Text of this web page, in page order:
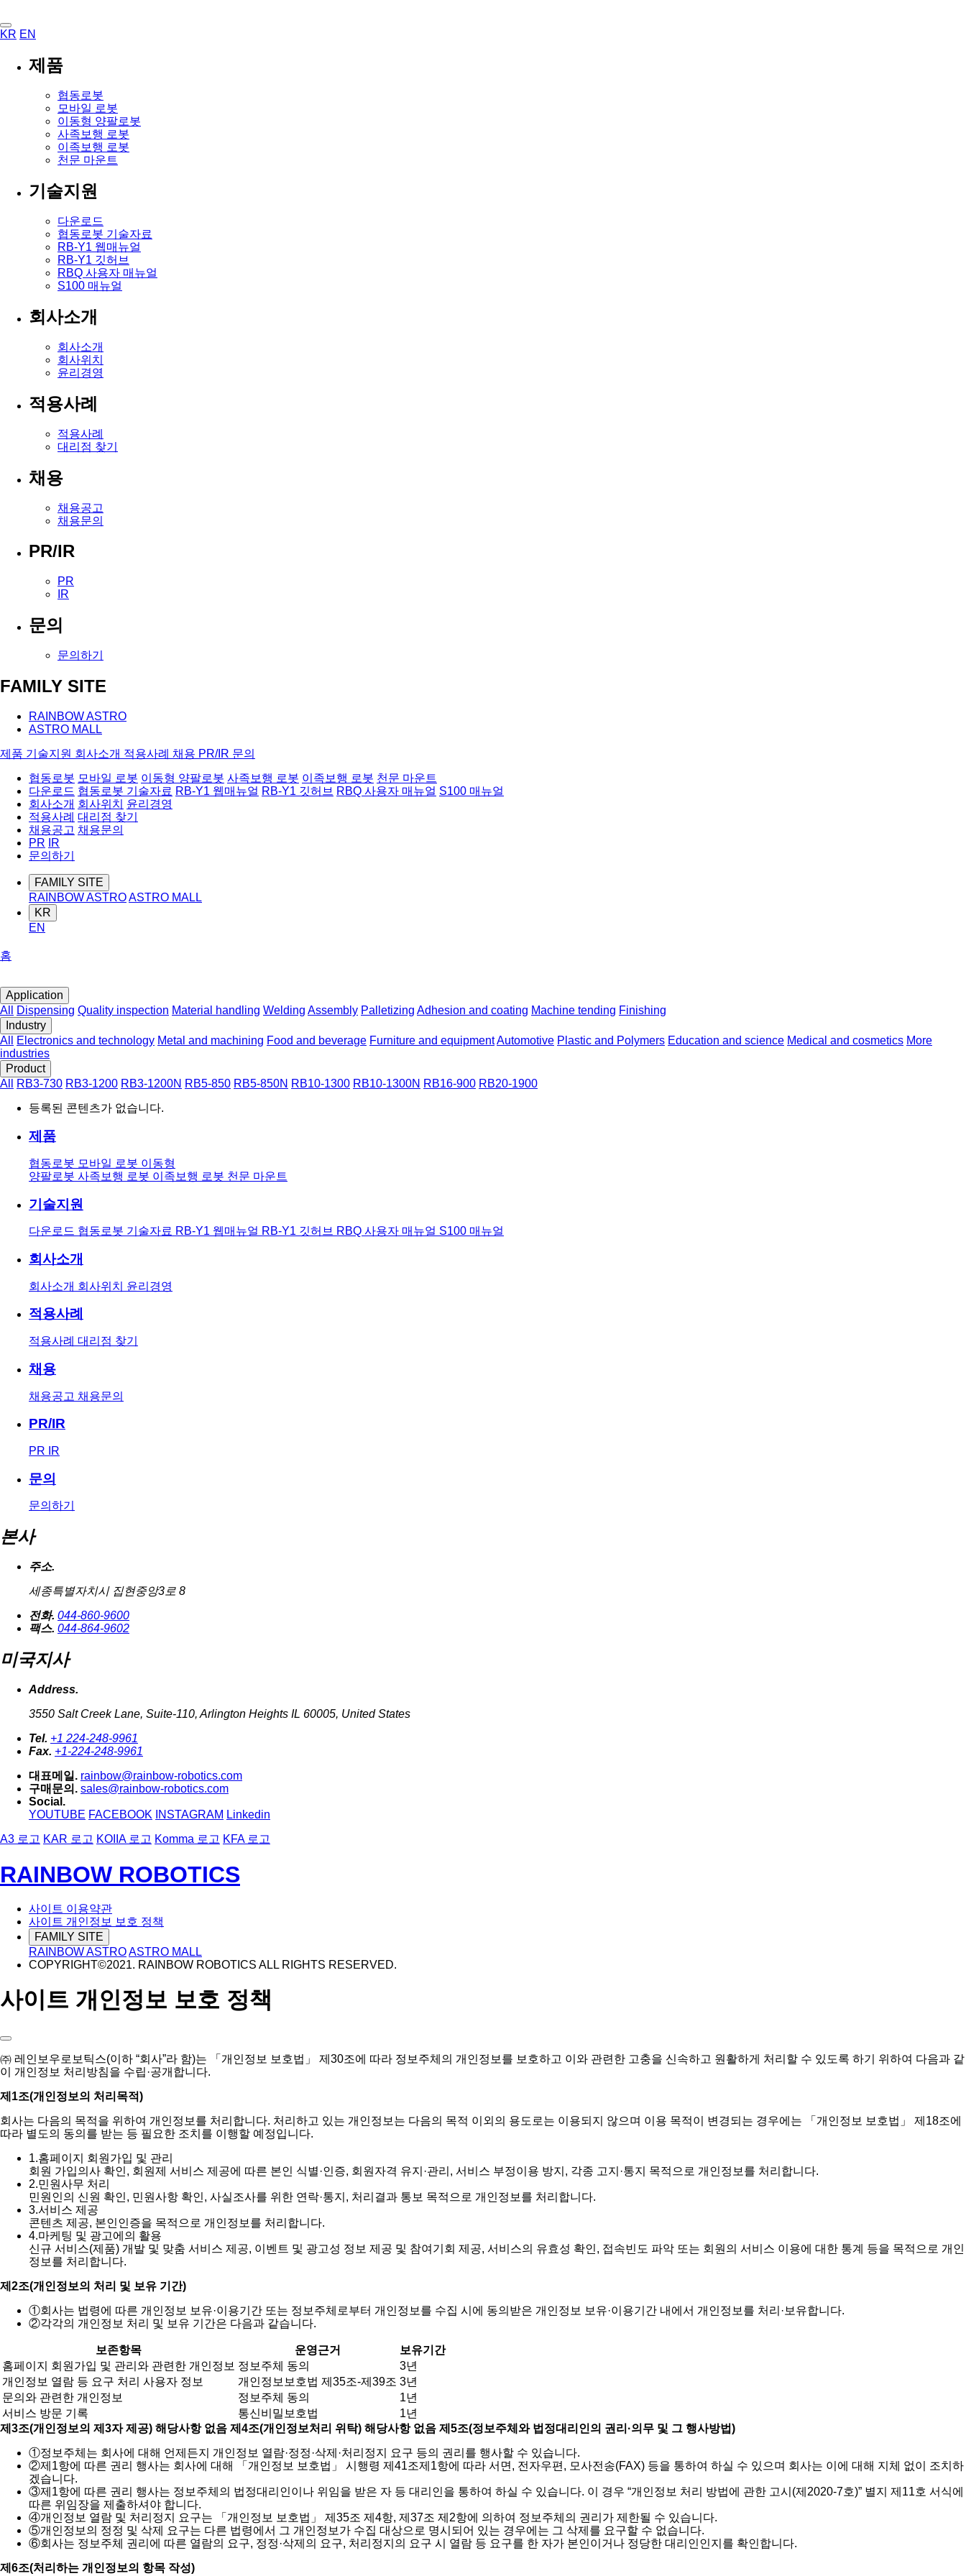
KR EN
제품
협동로봇
모바일 로봇
이동형 양팔로봇
사족보행 로봇
이족보행 로봇
천문 마운트
기술지원
다운로드
협동로봇 기술자료
RB-Y1 웹매뉴얼
RB-Y1 깃허브
RBQ 사용자 매뉴얼
S100 매뉴얼
회사소개
회사소개
회사위치
윤리경영
적용사례
적용사례
대리점 찾기
채용
채용공고
채용문의
PR/IR
PR
IR
문의
문의하기
FAMILY SITE
RAINBOW ASTRO
ASTRO MALL
제품 기술지원 회사소개 적용사례 채용 PR/IR 문의
협동로봇 모바일 로봇 이동형 양팔로봇 사족보행 로봇 이족보행 로봇 천문 마운트
다운로드 협동로봇 기술자료 RB-Y1 웹매뉴얼 RB-Y1 깃허브 RBQ 사용자 매뉴얼 S100 매뉴얼
회사소개 회사위치
윤리경영
적용사례 대리점 찾기
채용공고 채용문의
PR
IR
문의하기
FAMILY SITE
RAINBOW ASTROASTRO MALL
KR
EN
홈
Application
All
Dispensing Quality inspection Material handling Welding Assembly Palletizing Adhesion and coating Machine tending Finishing
Industry
All
Electronics and technology Metal and machining Food and beverage Furniture and equipmentAutomotive Plastic and Polymers Education and science Medical and cosmetics More
industries
Product
All
RB3-730 RB3-1200 RB3-1200N RB5-850 RB5-850N RB10-1300 RB10-1300N RB16-900 RB20-1900
등록된 콘텐츠가 없습니다.
제품
협동로봇 모바일 로봇 이동형
양팔로봇 사족보행 로봇 이족보행 로봇 천문 마운트
기술지원
다운로드 협동로봇 기술자료 RB-Y1 웹매뉴얼 RB-Y1 깃허브 RBQ 사용자 매뉴얼 S100 매뉴얼
회사소개
회사소개 회사위치 윤리경영
적용사례
적용사례 대리점 찾기
채용
채용공고 채용문의
PR/IR
PR IR
문의
문의하기
본사
주소.
세종특별자치시 집현중앙3로 8
전화. 044-860-9600
팩스. 044-864-9602
미국지사
Address.
3550 Salt Creek Lane, Suite-110, Arlington Heights IL 60005, United States
Tel. +1 224-248-9961
Fax. +1-224-248-9961
대표메일. rainbow@rainbow-robotics.com
구매문의. sales@rainbow-robotics.com
Social.
YOUTUBE FACEBOOK INSTAGRAM Linkedin
A3 로고 KAR 로고 KOIIA 로고 Komma 로고 KFA 로고
RAINBOW ROBOTICS
사이트 이용약관
사이트 개인정보 보호 정책
FAMILY SITE
RAINBOW ASTROASTRO MALL
COPYRIGHT©2021. RAINBOW ROBOTICS ALL RIGHTS RESERVED.
사이트 개인정보 보호 정책
㈜ 레인보우로보틱스(이하 “회사”라 함)는 「개인정보 보호법」 제30조에 따라 정보주체의 개인정보를 보호하고 이와 관련한 고충을 신속하고 원활하게 처리할 수 있도록 하기 위하여 다음과 같
이 개인정보 처리방침을 수립·공개합니다.
제1조(개인정보의 처리목적)
회사는 다음의 목적을 위하여 개인정보를 처리합니다. 처리하고 있는 개인정보는 다음의 목적 이외의 용도로는 이용되지 않으며 이용 목적이 변경되는 경우에는 「개인정보 보호법」 제18조에
따라 별도의 동의를 받는 등 필요한 조치를 이행할 예정입니다.
1.홈페이지 회원가입 및 관리
회원 가입의사 확인, 회원제 서비스 제공에 따른 본인 식별·인증, 회원자격 유지·관리, 서비스 부정이용 방지, 각종 고지·통지 목적으로 개인정보를 처리합니다.
2.민원사무 처리
민원인의 신원 확인, 민원사항 확인, 사실조사를 위한 연락·통지, 처리결과 통보 목적으로 개인정보를 처리합니다.
3.서비스 제공
콘텐츠 제공, 본인인증을 목적으로 개인정보를 처리합니다.
4.마케팅 및 광고에의 활용
신규 서비스(제품) 개발 및 맞춤 서비스 제공, 이벤트 및 광고성 정보 제공 및 참여기회 제공, 서비스의 유효성 확인, 접속빈도 파악 또는 회원의 서비스 이용에 대한 통계 등을 목적으로 개인
정보를 처리합니다.
제2조(개인정보의 처리 및 보유 기간)
①회사는 법령에 따른 개인정보 보유·이용기간 또는 정보주체로부터 개인정보를 수집 시에 동의받은 개인정보 보유·이용기간 내에서 개인정보를 처리·보유합니다.
②각각의 개인정보 처리 및 보유 기간은 다음과 같습니다.
보존항목 운영근거
보유기간
홈페이지 회원가입 및 관리와 관련한 개인정보 정보주체 동의
3년
개인정보 열람 등 요구 처리 사용자 정보
개인정보보호법 제35조-제39조 3년
문의와 관련한 개인정보
정보주체 동의
1년
서비스 방문 기록
통신비밀보호법
1년
제3조(개인정보의 제3자 제공) 해당사항 없음 제4조(개인정보처리 위탁) 해당사항 없음 제5조(정보주체와 법정대리인의 권리·의무 및 그 행사방법)
①정보주체는 회사에 대해 언제든지 개인정보 열람·정정·삭제·처리정지 요구 등의 권리를 행사할 수 있습니다.
②제1항에 따른 권리 행사는 회사에 대해 「개인정보 보호법」 시행령 제41조제1항에 따라 서면, 전자우편, 모사전송(FAX) 등을 통하여 하실 수 있으며 회사는 이에 대해 지체 없이 조치하
겠습니다.
③제1항에 따른 권리 행사는 정보주체의 법정대리인이나 위임을 받은 자 등 대리인을 통하여 하실 수 있습니다. 이 경우 “개인정보 처리 방법에 관한 고시(제2020-7호)” 별지 제11호 서식에
따른 위임장을 제출하셔야 합니다.
④개인정보 열람 및 처리정지 요구는 「개인정보 보호법」 제35조 제4항, 제37조 제2항에 의하여 정보주체의 권리가 제한될 수 있습니다.
⑤개인정보의 정정 및 삭제 요구는 다른 법령에서 그 개인정보가 수집 대상으로 명시되어 있는 경우에는 그 삭제를 요구할 수 없습니다.
⑥회사는 정보주체 권리에 따른 열람의 요구, 정정·삭제의 요구, 처리정지의 요구 시 열람 등 요구를 한 자가 본인이거나 정당한 대리인인지를 확인합니다.
제6조(처리하는 개인정보의 항목 작성)